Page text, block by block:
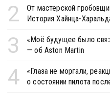
2
От мастерской
История Хайнца-
3
«Моё будущее было
— об Aston Martin
4
«Глаза не моргали,
о состоянии пилота